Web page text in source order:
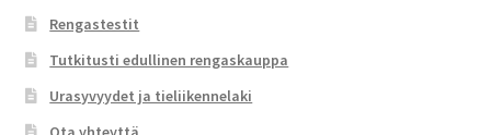
Rengastestit
Tutkitusti edullinen rengaskauppa
Urasyvyydet ja tieliikennelaki